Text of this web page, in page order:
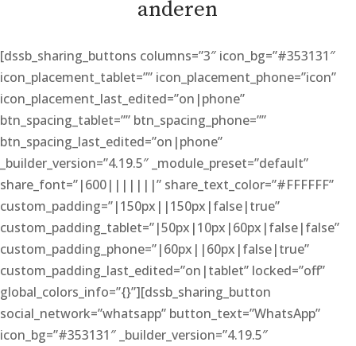
anderen
[dssb_sharing_buttons columns=”3″ icon_bg=”#353131″
icon_placement_tablet=”” icon_placement_phone=”icon”
icon_placement_last_edited=”on|phone”
btn_spacing_tablet=”” btn_spacing_phone=””
btn_spacing_last_edited=”on|phone”
_builder_version=”4.19.5″ _module_preset=”default”
share_font=”|600|||||||” share_text_color=”#FFFFFF”
custom_padding=”|150px||150px|false|true”
custom_padding_tablet=”|50px|10px|60px|false|false”
custom_padding_phone=”|60px||60px|false|true”
custom_padding_last_edited=”on|tablet” locked=”off”
global_colors_info=”{}”][dssb_sharing_button
social_network=”whatsapp” button_text=”WhatsApp”
icon_bg=”#353131″ _builder_version=”4.19.5″